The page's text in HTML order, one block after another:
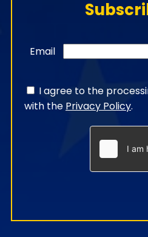
Email
I agree to the
with the Privacy Policy.